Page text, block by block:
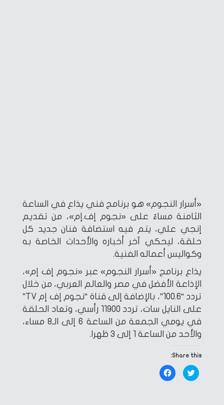
«أسرار النجوم» هو برنامج فني يذاع في الساعة
الثامنة مساءً على «نجوم إف.إم»، من تقديم
إنجي علي، يتم فيه استضافة فنان جديد كل
حلقة، ليحكي آخر أخباره والأحداث الخاصة به
وكواليس أعماله الفنية.
يذاع برنامج «أسرار النجوم» عبر «نجوم إف إم»،
الإذاعة الأفضل في مصر والعالم العربي، من خلال
تردد “100.6”، بالإضافة إلى قناة “نجوم إف إم TV”
على النايل سات، تردد 11900 رأسي، وتعاد الحلقة
في يومي الجمعة من الساعة 6 إلى الـ8 مساء،
والأحد من الساعة 1 إلى 3 ظهرا.
Share this:
Click
to
share
Click
to